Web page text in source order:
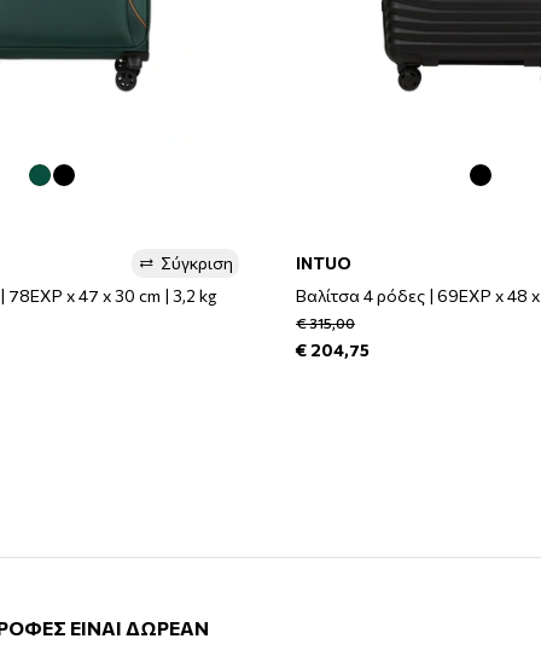
Σύγκριση
78EXP x 47 x 30 cm | 3,2 kg
INTUO
Βαλίτσα 4 ρόδες | 69EXP x 48 x
€ 315,00
€ 204,75
ΕΙΝΑΙ ΔΩΡΕΑΝ